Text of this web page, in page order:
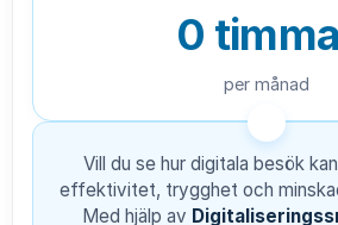
0
per månad
Vill du se hur digitala besök
effektivitet, trygghet och
Med hjälp av